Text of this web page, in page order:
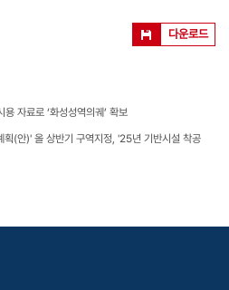
다운로드
자료로 ‘화성성역의궤’ 확보
획(안)' 올 상반기 구역지정, '25년 기반시설 착공